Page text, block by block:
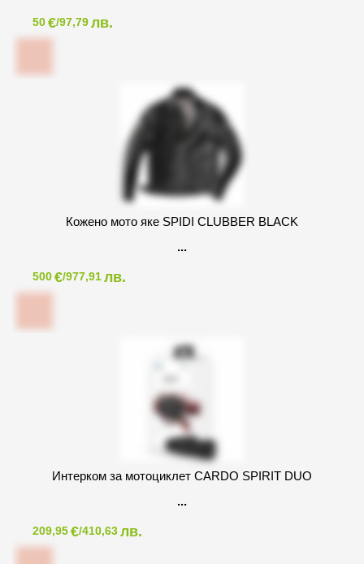
50€/97,79лв.
Кожено мото яке SPIDI CLUBBER BLACK
500€/977,91лв.
Интерком за мотоциклет CARDO SPIRIT DUO
209,95€/410,63лв.